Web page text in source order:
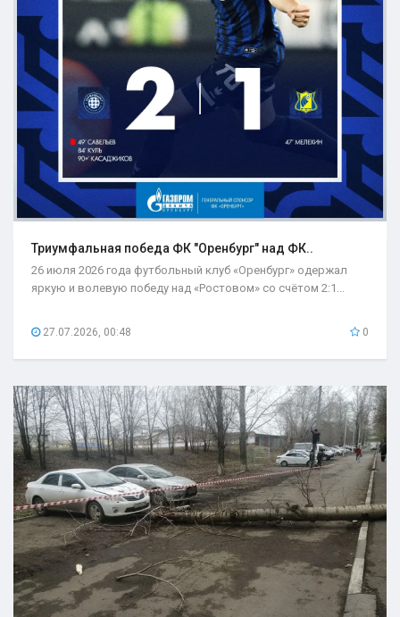
Триумфальная победа ФК "Оренбург" над ФК..
26 июля 2026 года футбольный клуб «Оренбург» одержал
яркую и волевую победу над «Ростовом» со счётом 2:1...
27.07.2026, 00:48 0